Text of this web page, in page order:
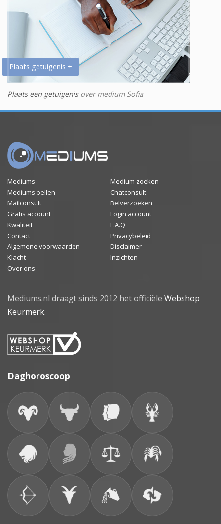
Plaats getuigenis +
Plaats een getuigenisover medium Sofia
Mediums
Medium zoeken
Mediums bellen
Chatconsult
Mailconsult
Belverzoeken
Gratis account
Login account
Kwaliteit
F.A.Q
Contact
Privacybeleid
Algemene voorwaarden
Disclaimer
Klacht
Inzichten
Over ons
Mediums.nl draagt sinds 2012 het officiële Webshop
Keurmerk.
Daghoroscoop